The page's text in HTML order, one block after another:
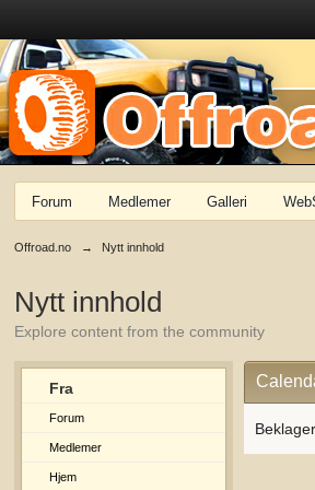
Forum Medlemer Galleri
Offroad.no → Nytt innhold
Nytt innhold
Explore content from the community
Fra
Forum
Medlemer
Hjem